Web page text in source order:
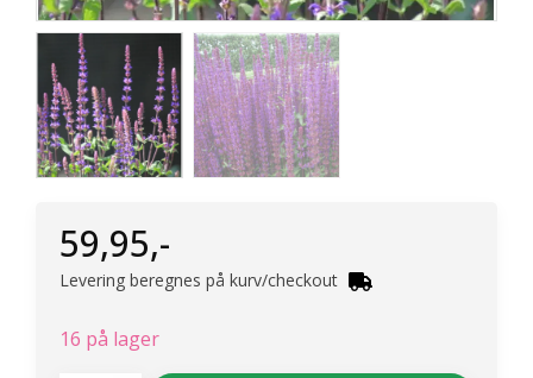
59,95,-
Levering beregnes på kurv/checkout
16 på lager